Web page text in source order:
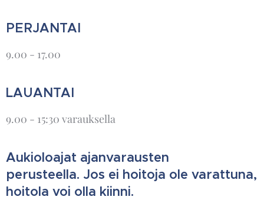
PERJANTAI
9.00 - 17.00
LAUANTAI
9.00 - 15:30 varauksella
Aukioloajat ajanvarausten
perusteella. Jos ei hoitoja ole varattuna,
hoitola voi olla kiinni.